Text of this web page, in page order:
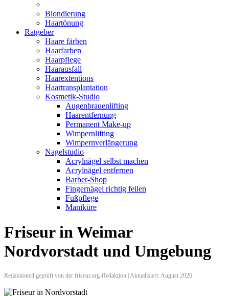
Blondierung
Haartönung
Ratgeber
Haare färben
Haarfarben
Haarpflege
Haarausfall
Haarextentions
Haartransplantation
Kosmetik-Studio
Augenbrauenlifting
Haarentfernung
Permanent Make-up
Wimpernlifting
Wimpernverlängerung
Nagelstudio
Acrylnägel selbst machen
Acrylnägel entfernen
Barber-Shop
Fingernägel richtig feilen
Fußpflege
Maniküre
Friseur in Weimar
Nordvorstadt und Umgebung
Redaktionell geprüft von der friseur.org-Redaktion | Aktualisiert: August 2026